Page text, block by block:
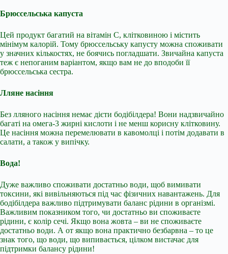
Брюссельська капуста
Цей продукт багатий на вітамін С, клітковиною і містить
мінімум калорій. Тому брюссельську капусту можна споживати
у значних кількостях, не боячись погладшати. Звичайна капуста
теж є непоганим варіантом, якщо вам не до вподоби її
брюссельська сестра.
Лляне насіння
Без лляного насіння немає дієти бодібілдера! Вони надзвичайно
багаті на омега-3 жирні кислоти і не менш корисну клітковину.
Це насіння можна перемелювати в кавомолці і потім додавати в
салати, а також у випічку.
Вода!
Дуже важливо споживати достатньо води, щоб вимивати
токсини, які вивільняються під час фізичних навантажень. Для
бодібілдера важливо підтримувати баланс рідини в організмі.
Важливим показником того, чи достатньо ви споживаєте
рідини, є колір сечі. Якщо вона жовта – ви не споживаєте
достатньо води. А от якщо вона практично безбарвна – то це
знак того, що води, що випивається, цілком вистачає для
підтримки балансу рідини!